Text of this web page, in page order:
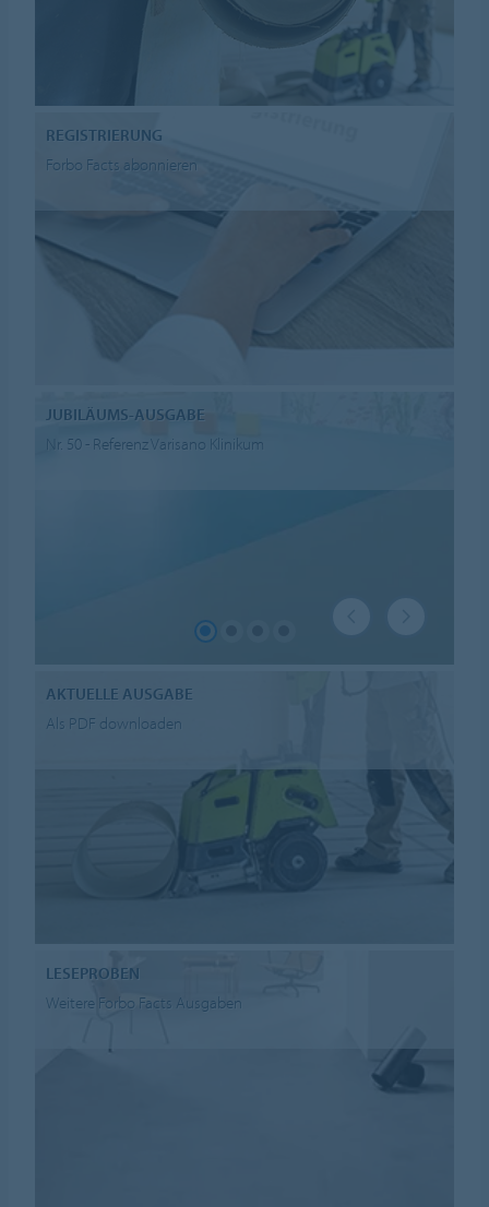
REGISTRIERUNG
Forbo Facts abonnieren
JUBILÄUMS-AUSGABE
Nr. 50 - Referenz Varisano Klinikum
AKTUELLE AUSGABE
Als PDF downloaden
LESEPROBEN
Weitere Forbo Facts Ausgaben